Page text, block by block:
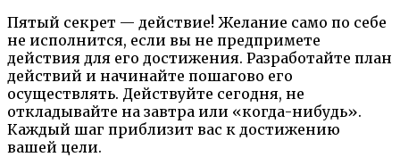
Пятый секрет — действие! Желание само по себе
не исполнится, если вы не предпримете
действия для его достижения. Разработайте план
действий и начинайте пошагово его
осуществлять. Действуйте сегодня, не
откладывайте на завтра или «когда-нибудь».
Каждый шаг приблизит вас к достижению
вашей цели.